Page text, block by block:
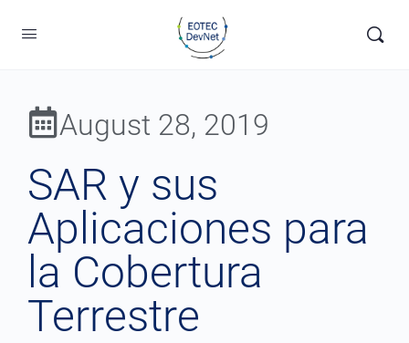
August 28, 2019
SAR y sus
Aplicaciones para
la Cobertura
Terrestre